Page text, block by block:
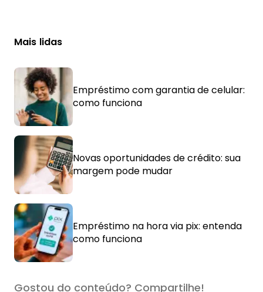
Mais lidas
Empréstimo com garantia de celular:
como funciona
Novas oportunidades de crédito: sua
margem pode mudar
Empréstimo na hora via pix: entenda
como funciona
Gostou do conteúdo? Compartilhe!